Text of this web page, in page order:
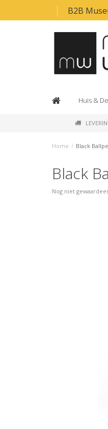
B2B
Huis &
Home / Black
Black
Nog niet